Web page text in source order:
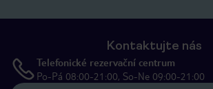
Kontaktujte nás
Telefonické rezervační centrum
Po-Pá 08:00-21:00, So-Ne 09:00-21:00